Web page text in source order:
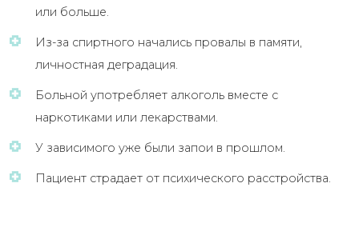
или больше.
Из-за спиртного начались провалы в памяти,
личностная деградация.
Больной употребляет алкоголь вместе с
наркотиками или лекарствами.
У зависимого уже были запои в прошлом.
Пациент страдает от психического расстройства.